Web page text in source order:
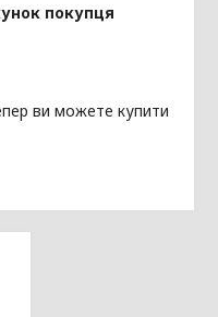
покупця
ви можете купити